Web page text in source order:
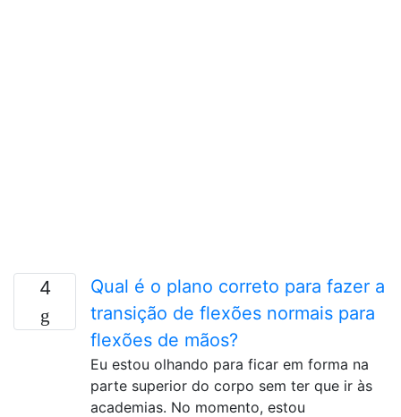
4
Qual é o plano correto para fazer a
transição de flexões normais para
flexões de mãos?
Eu estou olhando para ficar em forma na
parte superior do corpo sem ter que ir às
academias. No momento, estou